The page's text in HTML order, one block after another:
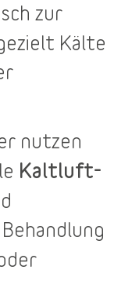
zur
Kälte
nutzen
Kaltluft-